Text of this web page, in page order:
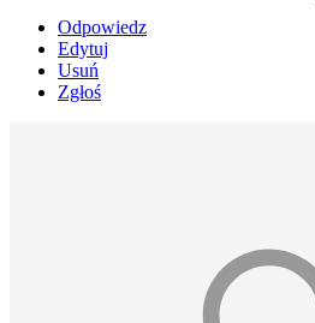
Odpowiedz
Edytuj
Usuń
Zgłoś